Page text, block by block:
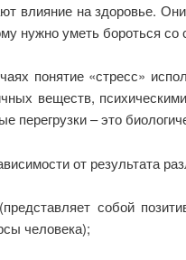
влияние на здоровье.
нужно уметь бороться
понятие «стресс»
веществ,
перегрузки – это
от результата
собой
человека);